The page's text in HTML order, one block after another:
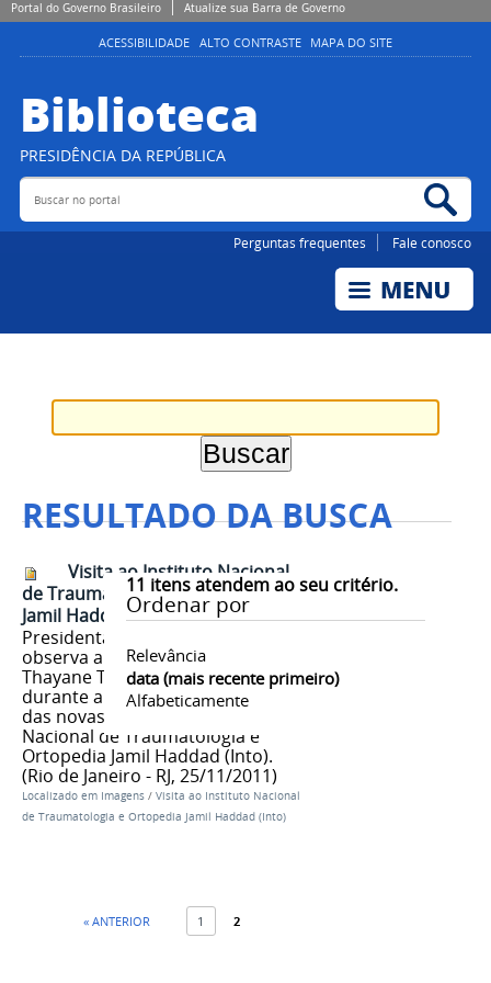
Portal do Governo Brasileiro Atualize sua Barra de Governo
ACESSIBILIDADE ALTO CONTRASTE MAPA DO SITE
Biblioteca
PRESIDÊNCIA DA REPÚBLICA
Buscar no portal
Perguntas frequentes Fale conosco
RESULTADO DA BUSCA
11 itens atendem ao seu critério.
Ordenar por
Relevância
data (mais recente primeiro)
Alfabeticamente
Visita ao Instituto Nacional
de Traumatologia e Ortopedia
Jamil Haddad (Into) 03
Presidenta Dilma Rousseff
observa a recuperação da jovem
Thayane Tavares Monteiro
durante a visita as inauguração
das novas instalações do Instituto
Nacional de Traumatologia e
Ortopedia Jamil Haddad (Into).
(Rio de Janeiro - RJ, 25/11/2011)
Localizado em Imagens / Visita ao Instituto Nacional
de Traumatologia e Ortopedia Jamil Haddad (Into)
« ANTERIOR 1 2